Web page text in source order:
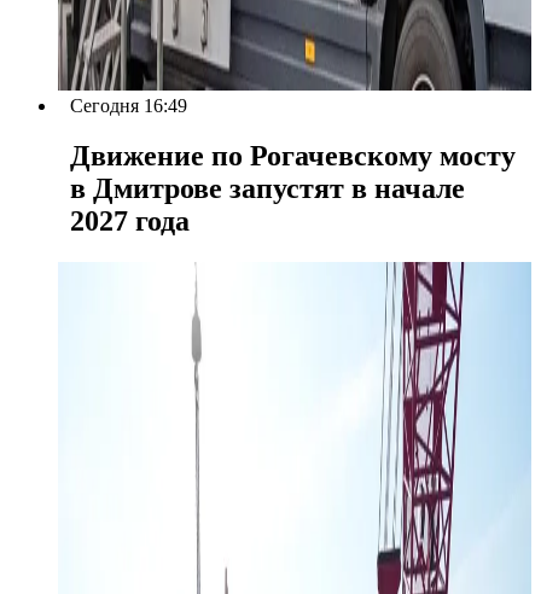
Сегодня 16:49
Движение по Рогачевскому мосту
в Дмитрове запустят в начале
2027 года